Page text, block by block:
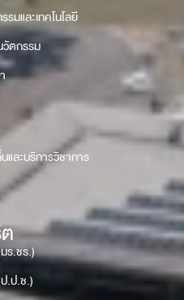
มและเทคโนโลยี
วัตกรรม
ละบริการวิชาการ
ร.ชร.)
.ป.ช.)